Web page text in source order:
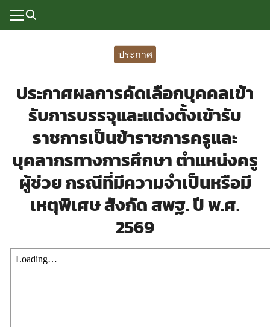
Skip
นฐาน
ด์กลุ่มงาน
for:
ประกาศ
ประกาศผลการคัดเลือกบุคคลเข้า
รับการบรรจุและแต่งตั้งเข้ารับ
ราชการเป็นข้าราชการครูและ
บุคลากรทางการศึกษา ตำแหน่งครู
ผู้ช่วย กรณีที่มีความจำเป็นหรือมี
เหตุพิเศษ สังกัด สพฐ. ปี พ.ศ.
2569